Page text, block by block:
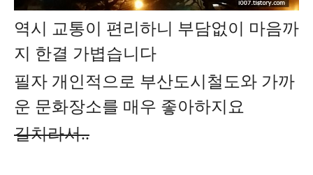
역시 교통이 편리하니 부담없이 마음까
지 한결 가볍습니다
필자 개인적으로 부산도시철도와 가까
운 문화장소를 매우 좋아하지요
길치라서..